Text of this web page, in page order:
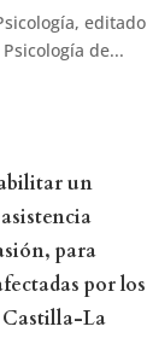
editado
de...
un
para
por los
Castilla-La